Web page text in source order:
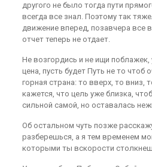
другого не было тогда пути
всегда все знал. Поэтому так
движение вперед, позавчера все
отчет теперь не отдает.
Не возгордись и не ищи поблажек,
цена, пусть будет Путь не то чтоб
горная страна: то вверх, то вниз,
кажется, что цель уже близка,
сильной самой, но оставалась
Об остальном чуть позже
разберешься, а я тем временем
которыми ты вскорости